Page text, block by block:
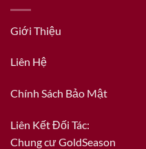
Giới Thiệu
Liên Hệ
Chính Sách Bảo Mật
Liên Kết Đối Tác:
Chung cư GoldSeason